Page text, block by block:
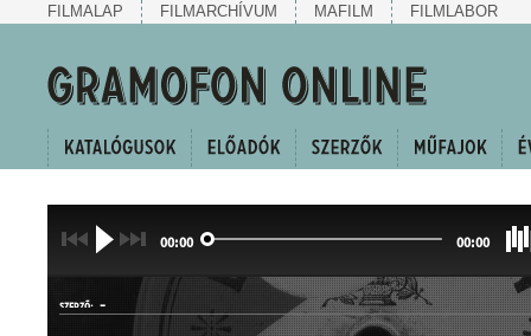
FILMALAP FILMARCHÍVUM MAFILM FILMLABOR
00:00 00:00
SZERZŐ: -